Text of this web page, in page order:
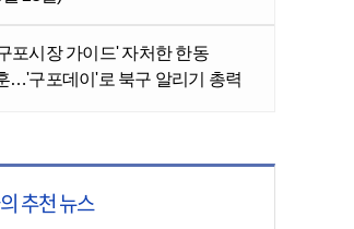
추천 뉴스